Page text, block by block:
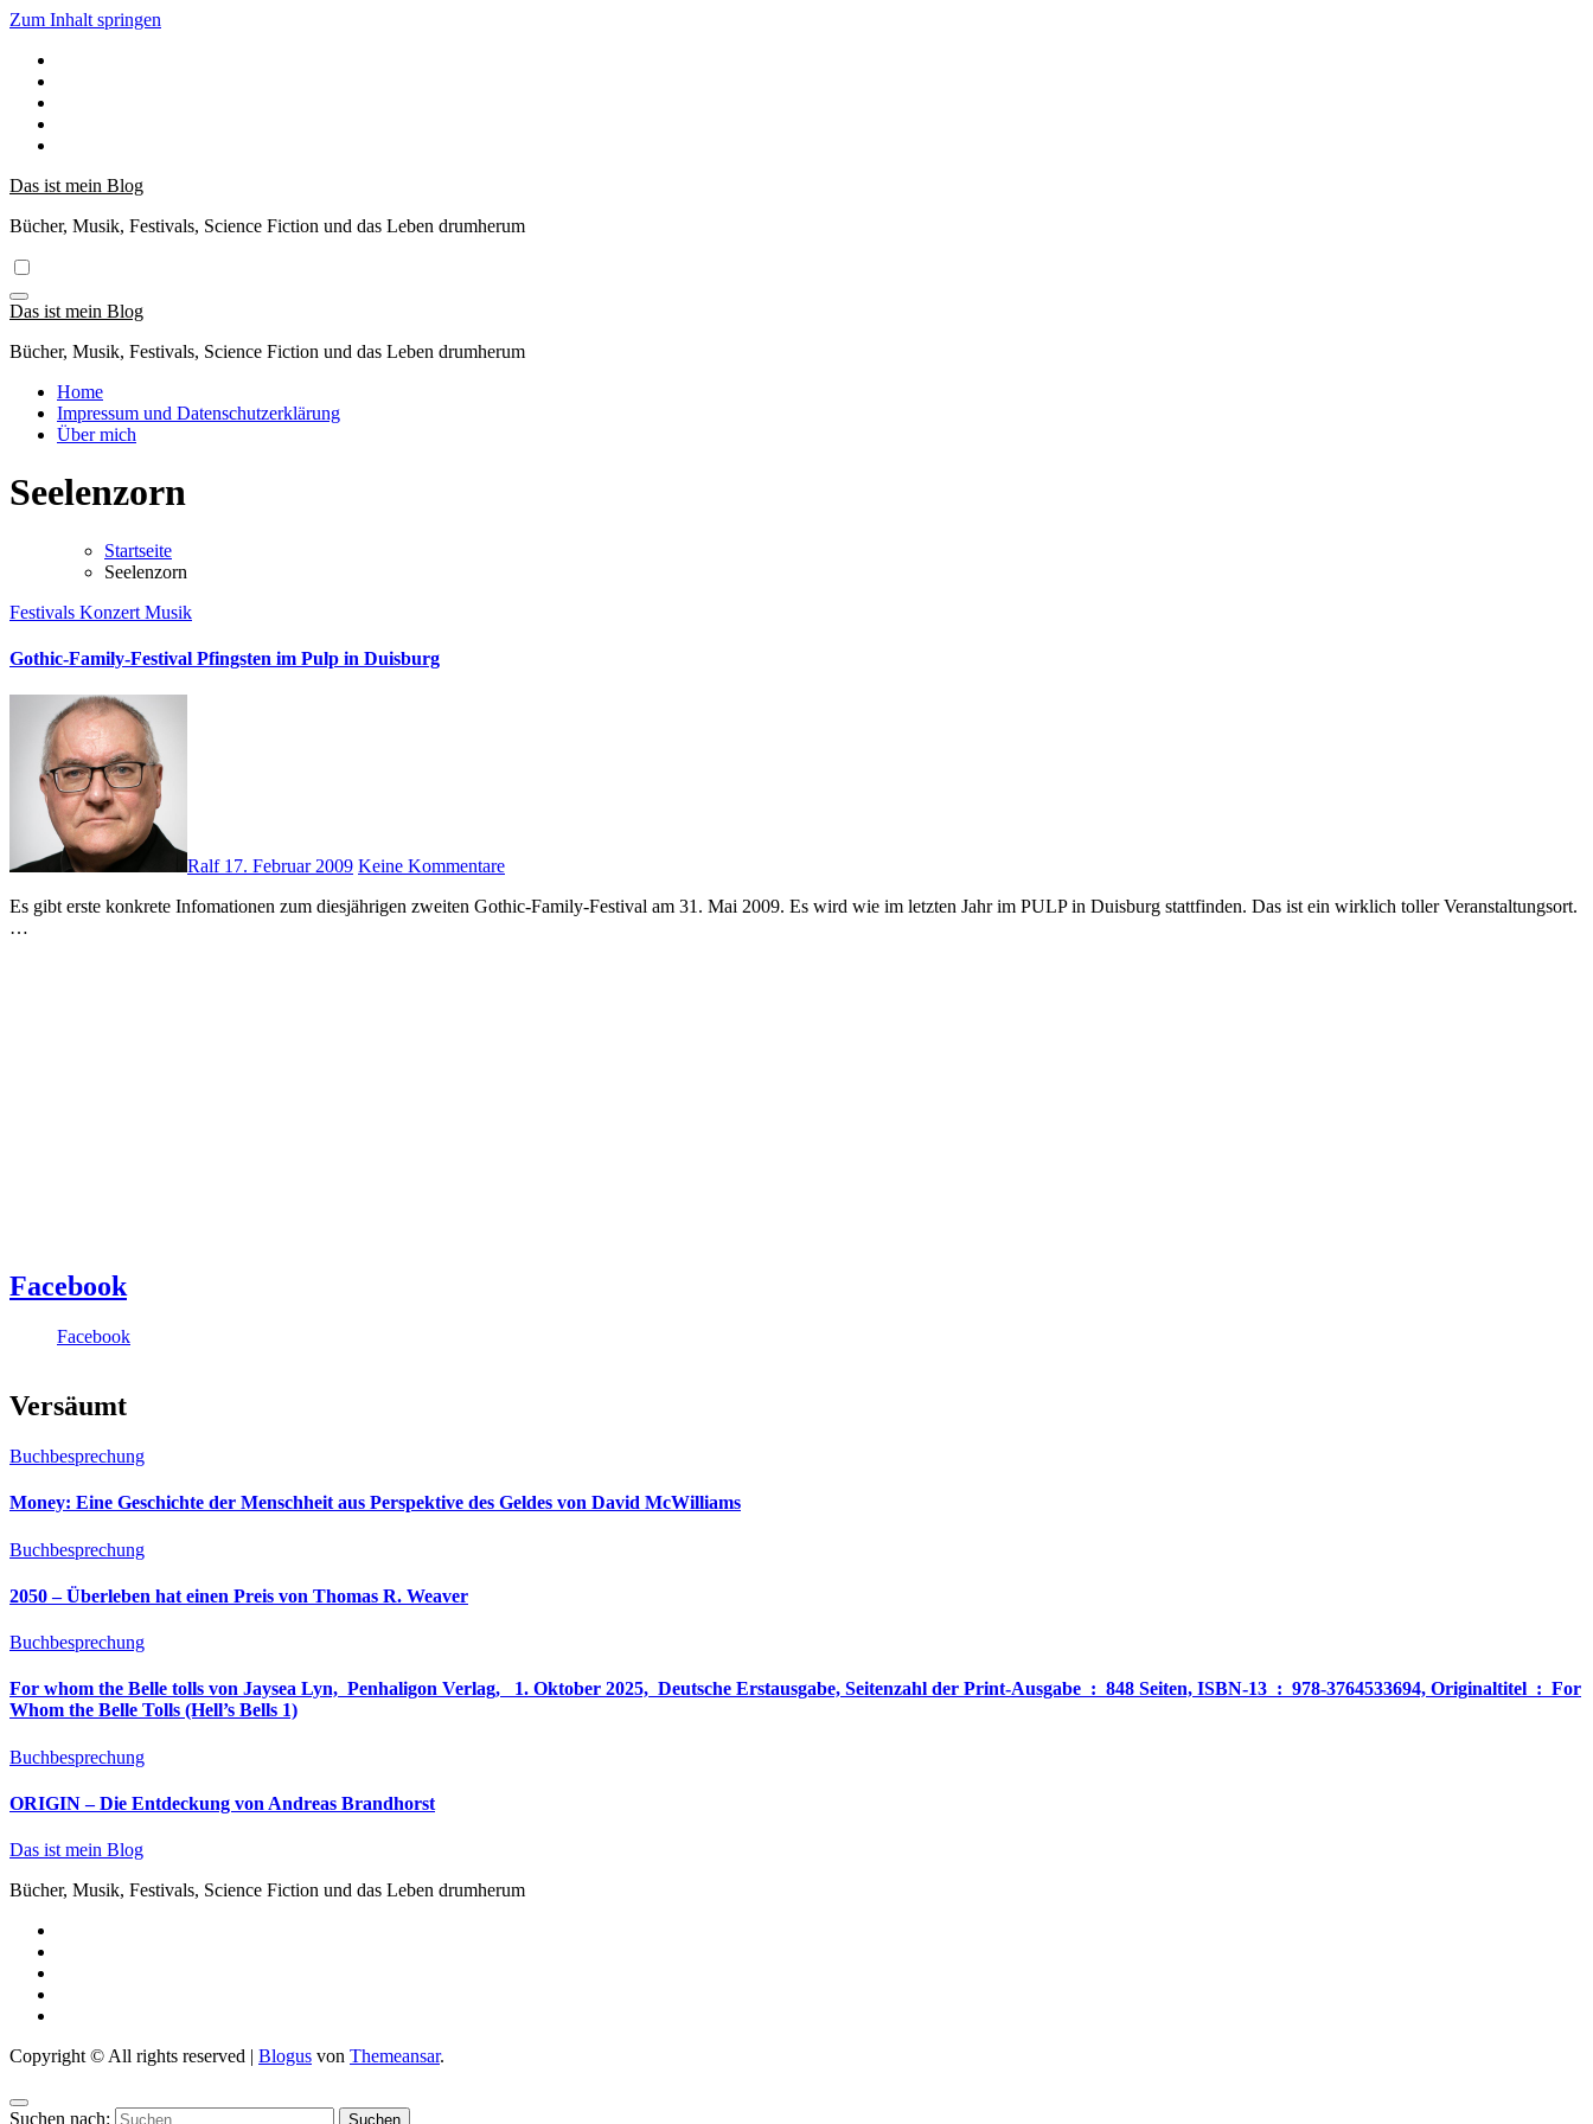
Zum Inhalt springen
Das ist mein Blog
Bücher, Musik, Festivals, Science Fiction und das Leben drumherum
Das ist mein Blog
Bücher, Musik, Festivals, Science Fiction und das Leben drumherum
Home
Impressum und Datenschutzerklärung
Über mich
Seelenzorn
Startseite
Seelenzorn
Festivals Konzert Musik
Gothic-Family-Festival Pfingsten im Pulp in Duisburg
Ralf 17. Februar 2009 Keine Kommentare
Es gibt erste konkrete Infomationen zum diesjährigen zweiten Gothic-Family-Festival am 31. Mai 2009. Es wird wie im letzten Jahr im PULP in Duisburg stattfinden. Das ist ein wirklich toller Veranstaltungsort.
…
Facebook
Facebook
Versäumt
Buchbesprechung
Money: Eine Geschichte der Menschheit aus Perspektive des Geldes von David McWilliams
Buchbesprechung
2050 – Überleben hat einen Preis von Thomas R. Weaver
Buchbesprechung
For whom the Belle tolls von Jaysea Lyn, ‎ Penhaligon Verlag, ‎ 1. Oktober 2025, ‎ Deutsche Erstausgabe, Seitenzahl der Print-Ausgabe ‏ : ‎ 848 Seiten, ISBN-13 ‏ : ‎ 978-3764533694, Originaltitel ‏ : ‎ For
Whom the Belle Tolls (Hell’s Bells 1)
Buchbesprechung
ORIGIN – Die Entdeckung von Andreas Brandhorst
Das ist mein Blog
Bücher, Musik, Festivals, Science Fiction und das Leben drumherum
Copyright © All rights reserved | Blogus von Themeansar.
Suchen nach: